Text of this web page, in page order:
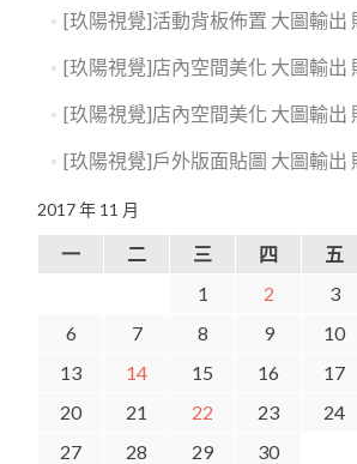
[玖陽視覺]活動背板佈置 大圖輸出
[玖陽視覺]店內空間美化 大圖輸出
[玖陽視覺]店內空間美化 大圖輸出
[玖陽視覺]戶外版面貼圖 大圖輸出
2017 年 11 月
一 二 三 四 五
1
2 3
6
7 8 9 10
13
14 15 16 17
20
21 22 23 24
27
28 29 30